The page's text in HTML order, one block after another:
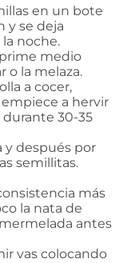
en un bote
y se deja
noche.
medio
o la melaza.
a cocer,
a hervir
30-35
y después por
semillitas.
más
la nata de
antes
vas colocando